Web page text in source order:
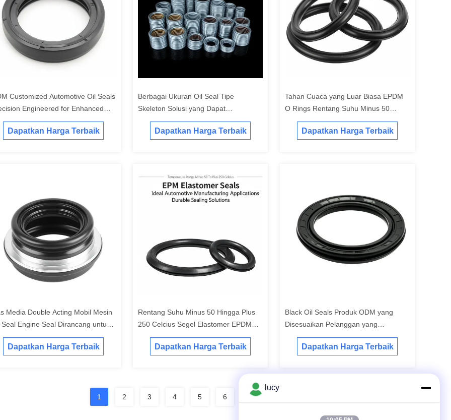
Customized Automotive Oil Seals
Engineered for Enhanced
and Leak Prevention in
Systems (Pembatasan
Dapatkan Harga Terbaik
Berbagai Ukuran Oil Seal Tipe
Skeleton Solusi yang Dapat
Disesuaikan ODM untuk Penyegelan
Mesin dan Peralatan Tugas Berat
Dapatkan Harga Terbaik
Tahan Cuaca yang Luar Biasa EPDM
O Rings Rentang Suhu Minus 50
sampai 250 derajat Celcius dengan
Tahan Abrasi yang Lebih Tinggi
Dapatkan Harga Terbaik
Media Double Acting Mobil Mesin
Engine Seal Dirancang untuk
Kebocoran Minyak dan
Daya Tahan Mesin
Dapatkan Harga Terbaik
Rentang Suhu Minus 50 Hingga Plus
250 Celcius Segel Elastomer EPDM
Ideal untuk Aplikasi Manufaktur
Otomotif Solusi Penyegelan Tahan
Dapatkan Harga Terbaik
Black Oil Seals Produk ODM yang
Disesuaikan Pelanggan yang
Dirancang untuk Ketahanan dan
Ketahanan yang Ditingkatkan di
Dapatkan Harga Terbaik
1 2 3 4 5 6 7
lucy